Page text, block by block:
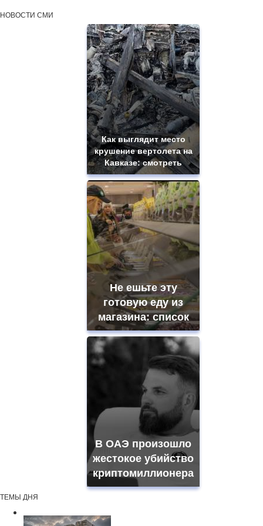
НОВОСТИ СМИ
Как выглядит место
крушение вертолета на
Кавказе: смотреть
Не ешьте эту
готовую еду из
магазина: список
В ОАЭ произошло
жестокое убийство
криптомиллионера
ТЕМЫ ДНЯ